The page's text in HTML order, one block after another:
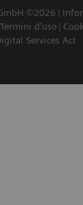
©2026
Termini d'uso
Services Act